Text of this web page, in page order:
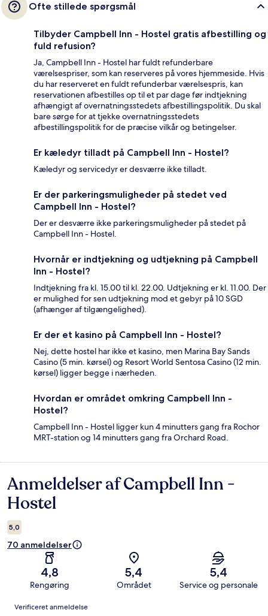
Ofte stillede spørgsmål
Tilbyder Campbell Inn - Hostel gratis afbestilling og
fuld refusion?
Ja, Campbell Inn - Hostel har fuldt refunderbare
værelsespriser, som kan reserveres på vores hjemmeside. Hvis
du har reserveret en fuldt refunderbar værelsespris, kan
reservationen afbestilles op til et par dage før indtjekning
afhængigt af overnatningsstedets afbestillingspolitik. Du skal
bare sørge for at tjekke overnatningsstedets
afbestillingspolitik for de præcise vilkår og betingelser.
Er kæledyr tilladt på Campbell Inn - Hostel?
Kæledyr og servicedyr er desværre ikke tilladt.
Er der parkeringsmuligheder på stedet ved
Campbell Inn - Hostel?
Der er desværre ikke parkeringsmuligheder på stedet på
Campbell Inn - Hostel.
Hvornår er indtjekning og udtjekning på Campbell
Inn - Hostel?
Indtjekning fra kl. 15.00 til kl. 22.00. Udtjekning er kl. 11.00. Der
er mulighed for sen udtjekning mod et gebyr på 10 SGD
(afhænger af tilgængelighed).
Er der et kasino på Campbell Inn - Hostel?
Nej, dette hostel har ikke et kasino, men Marina Bay Sands
Casino (5 min. kørsel) og Resort World Sentosa Casino (12 min.
kørsel) ligger begge i nærheden.
Hvordan er området omkring Campbell Inn -
Hostel?
Campbell Inn - Hostel ligger kun 4 minutters gang fra Rochor
MRT-station og 14 minutters gang fra Orchard Road.
Anmeldelser
Anmeldelser af Campbell Inn -
Hostel
5,0
70 anmeldelser
4,8
Rengøring
5,4
Området
5,4
Service og personale
Anmeldelser
Verificeret anmeldelse